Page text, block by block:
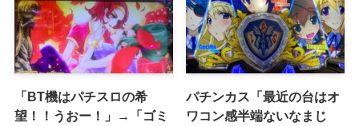
「BT機はパチスロの希
望！！うおー！」→「ゴミ
パチンカス「最近の台はオ
ワコン感半端ないなまじ